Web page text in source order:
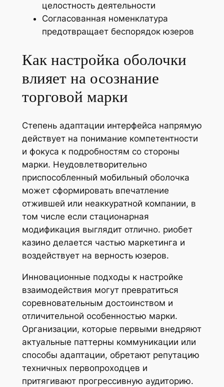
целостность деятельности
Согласованная номенклатура
предотвращает беспорядок юзеров
Как настройка оболочки
влияет на осознание
торговой марки
Степень адаптации интерфейса напрямую
действует на понимание компетентности
и фокуса к подробностям со стороны
марки. Неудовлетворительно
приспособленный мобильный оболочка
может сформировать впечатление
отжившей или неаккуратной компании, в
том числе если стационарная
модификация выглядит отлично. риобет
казино делается частью маркетинга и
воздействует на верность юзеров.
Инновационные подходы к настройке
взаимодействия могут превратиться
соревновательным достоинством и
отличительной особенностью марки.
Организации, которые первыми внедряют
актуальные паттерны коммуникации или
способы адаптации, обретают репутацию
техничных первопроходцев и
притягивают прогрессивную аудиторию.